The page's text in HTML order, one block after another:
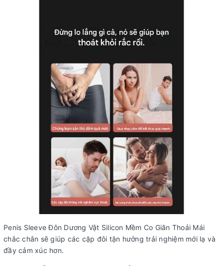
Penis Sleeve Đôn Dương Vật Silicon Mềm Co Giãn Thoải Mái
chắc chắn sẽ giúp các cặp đôi tận hưởng trải nghiệm mới lạ và
đầy cảm xúc hơn.